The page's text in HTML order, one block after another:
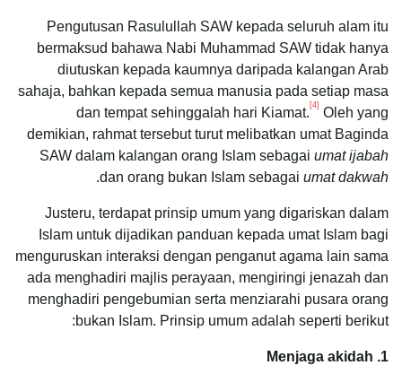
Pengutusan Rasulullah SAW kepada seluruh alam itu
bermaksud bahawa Nabi Muhammad SAW tidak hanya
diutuskan kepada kaumnya daripada kalangan Arab
sahaja, bahkan kepada semua manusia pada setiap masa
dan tempat sehinggalah hari Kiamat. [4] Oleh yang
demikian, rahmat tersebut turut melibatkan umat Baginda
SAW dalam kalangan orang Islam sebagai umat ijabah
dan orang bukan Islam sebagai umat dakwah
.
Justeru, terdapat prinsip umum yang digariskan dalam
Islam untuk dijadikan panduan kepada umat Islam bagi
menguruskan interaksi dengan penganut agama lain sama
ada menghadiri majlis perayaan, mengiringi jenazah dan
menghadiri pengebumian serta menziarahi pusara orang
bukan Islam. Prinsip umum adalah seperti berikut:
1. Menjaga akidah